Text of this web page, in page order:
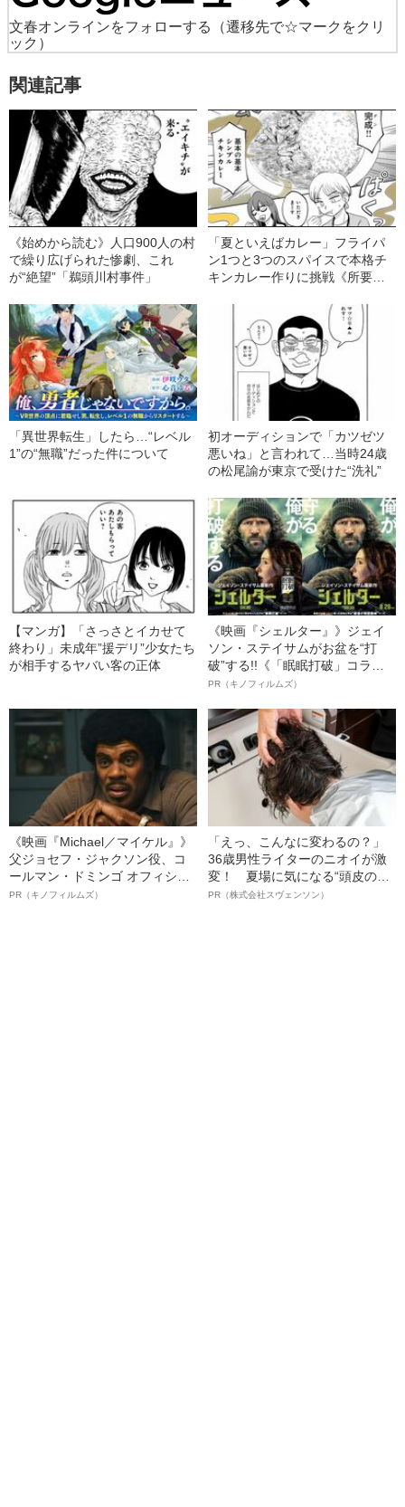
文春オンラインをフォローする
（遷移先で☆マークをクリ
ック）
関連記事
《始めから読む》人口900人の村
で繰り広げられた惨劇、これ
が“絶望”「鵜頭川村事件」
「夏といえばカレー」フライパ
ン1つと3つのスパイスで本格チ
キンカレー作りに挑戦《所要時
「異世界転生」したら…“レベル
1”の“無職”だった件について
初オーディションで「カツゼツ
悪いね」と言われて…当時24歳
の松尾諭が東京で受けた“洗礼”
【マンガ】「さっさとイカせて
終わり」未成年”援デリ”少女たち
が相手するヤバい客の正体
《映画『シェルター』》ジェイ
ソン・ステイサムがお盆を“打
破”する!!《「眠眠打破」コラ
ボ》
PR（キノフィルムズ）
《映画『Michael／マイケル』》
父ジョセフ・ジャクソン役、コ
ールマン・ドミンゴ オフィシャ
ルインタビュー“観客を魅了した
PR（キノフィルムズ）
「えっ、こんなに変わるの？」
36歳男性ライターのニオイが激
変！ 夏場に気になる“頭皮のニ
オイ”や“ベタつき”を解消す
PR（株式会社スヴェンソン）